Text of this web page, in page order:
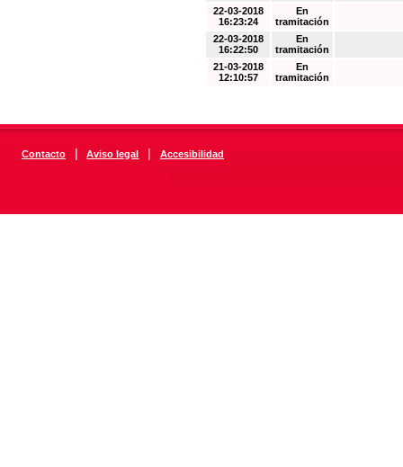
22-03-2018
16:23:24
En
tramitación
22-03-2018
16:22:50
En
tramitación
21-03-2018
12:10:57
En
tramitación
Contacto | Aviso legal | Accesibilidad